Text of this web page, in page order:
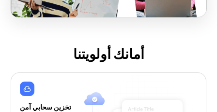
أمانك أولويتنا
تخزين سحابي آمن